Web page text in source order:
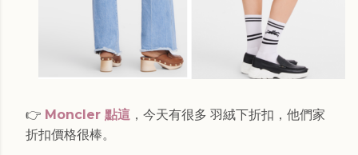
👉 Moncler 點這 ，今天有很多 羽絨下折扣，他們家
折扣價格很棒。